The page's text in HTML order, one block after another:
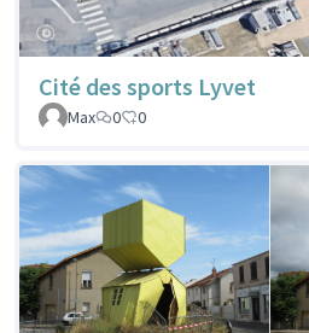
Cité des sports Lyvet
Max
0 0